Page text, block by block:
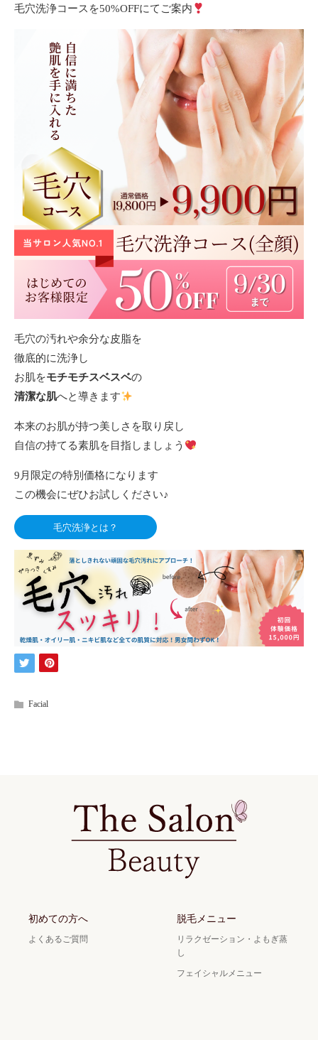
毛穴洗浄コースを50%OFFにてご案内
毛穴の汚れや余分な皮脂を
徹底的に洗浄し
お肌をモチモチスベスベの
清潔な肌へと導きます
本来のお肌が持つ美しさを取り戻し
自信の持てる素肌を目指しましょう
9月限定の特別価格になります
この機会にぜひお試しください♪
毛穴洗浄とは？
Facial
初めての方へ
よくあるご質問
脱毛メニュー
リラクゼーション・よもぎ蒸
し
フェイシャルメニュー